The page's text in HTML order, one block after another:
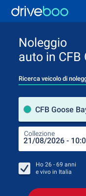
Noleggio
auto in CFB
Ricerca veicolo di
CFB Goose
Collezione
Ho 26 - 69 anni
e vivo in Italia